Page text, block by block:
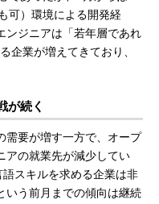
可）環境による開発経
ンジニアは「若年層であれ
企業が増えてきており、
が続く
要が増す一方で、オープ
アの就業先が減少してい
スキルを求める企業は非
いう前月までの傾向は継続